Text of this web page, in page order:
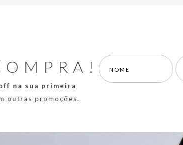
na sua primeira
outras promoções.